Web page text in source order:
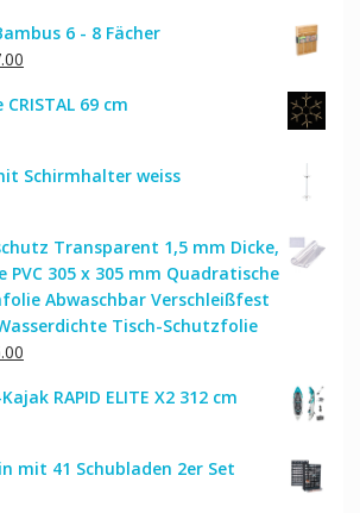
ist: 6 - 8 Fächer
Aktueller
ist:
69 cm
Schirmhalter weiss
Transparent 1,5 mm Dicke,
PVC 305 x 305 mm Quadratische
Abwaschbar Verschleißfest
Tisch-Schutzfolie
Aktueller
ist:RAPID ELITE X2 312 cm
mit 41 Schubladen 2er Set